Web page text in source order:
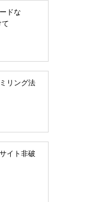
ドな
リング法
イト非破